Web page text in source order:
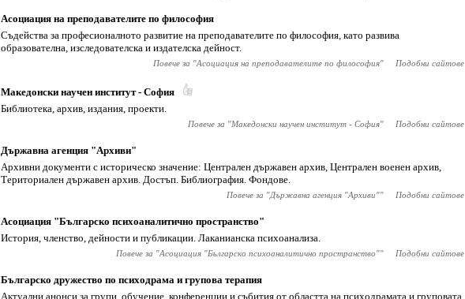
Асоциация на преподавателите по философия
Съдейства за професионалното развитие на преподавателите по философия, като развива
образователна, изследователска и издателска дейност.
Повече за "Асоциация на преподавателите по философия" Подобни сайтове
Македонски научен институт - София
Библиотека, архив, издания, проекти.
Повече за "Македонски научен институт - София" Подобни сайтове
Държавна агенция "Архиви"
Архивни документи с историческо значение: Централен държавен архив, Централен военен архив,
Териториален държавен архив. Достъп. Библиография. Фондове.
Повече за "Държавна агенция "Архиви"" Подобни сайтове
Асоциация "Българско психоаналитично пространство"
История, членство, дейности и публикации. Лаканианска психоанализа.
Повече за "Асоциация "Българско психоаналитично пространство"" Подобни сайтове
Българско дружество по психодрама и групова терапия
Актуални анонси за групи, обучение, конференции и събития от областта на психодрамата и груповата